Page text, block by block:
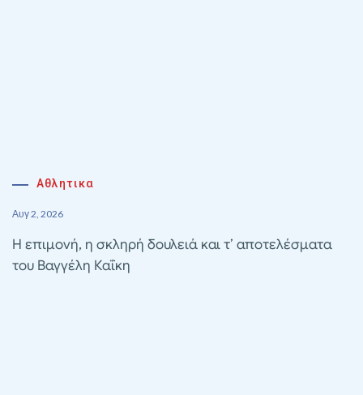
Αθλητικα
Αυγ 2, 2026
Η επιμονή, η σκληρή δουλειά και τ’ αποτελέσματα
του Βαγγέλη Καΐκη